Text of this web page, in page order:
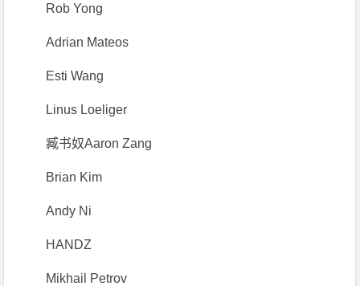
Rob Yong
Adrian Mateos
Esti Wang
Linus Loeliger
臧书奴Aaron Zang
Brian Kim
Andy Ni
HANDZ
Mikhail Petrov